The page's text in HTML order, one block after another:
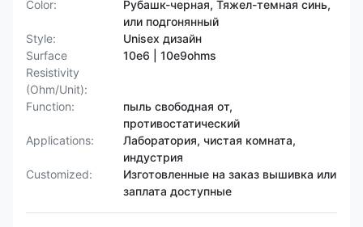
Color:
Рубашк-черная, Тяжел-темная синь,
или подгонянный
Style:
Unisex дизайн
Surface
Resistivity
(Ohm/Unit):
10e6 | 10e9ohms
Function:
пыль свободная от,
противостатический
Applications:
Лаборатория, чистая комната,
индустрия
Customized:
Изготовленные на заказ вышивка или
заплата доступные